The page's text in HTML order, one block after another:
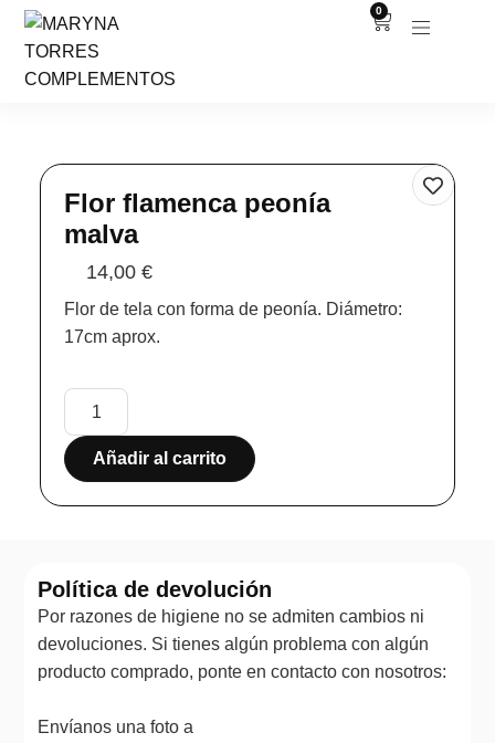
0
Flor flamenca peonía
malva
14,00€
Flor de tela con forma de peonía. Diámetro:
17cm aprox.
Añadir al carrito
Política de devolución
Por razones de higiene no se admiten cambios ni
devoluciones. Si tienes algún problema con algún
producto comprado, ponte en contacto con nosotros:
Envíanos una foto a